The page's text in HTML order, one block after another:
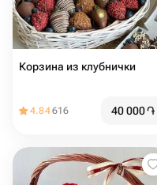
Корзина из клубнички
4.84616 40 000֏